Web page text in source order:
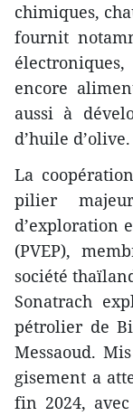
chimiques,
fournit
encore
aussi à
d’huile d’olive.
La
pilier
d’exploration
(PVEP),
société
Sonatrach
pétrolier de
Messaoud.
gisement a
fin 2024,